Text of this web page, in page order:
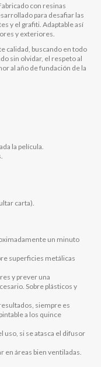
con resinas
para desafiar las
y el grafiti. Adaptable así
y exteriores.
calidad, buscando en todo
sin olvidar, el respeto al
al año de fundación de la
la película.
carta).
un minuto
superficies metálicas
y prever una
Sobre plásticos y
siempre es
a los quince
uso, si se atasca el difusor
en áreas bien ventiladas.